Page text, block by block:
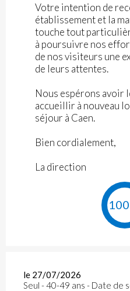
Votre intention de
établissement et la
touche tout
à poursuivre nos
de nos visiteurs une
de leurs attentes.
Nous espérons avoir
accueillir à nouveau
séjour à Caen.
Bien cordialement,
La direction
le 27/07/2026
Seul - 40-49 ans - Date de